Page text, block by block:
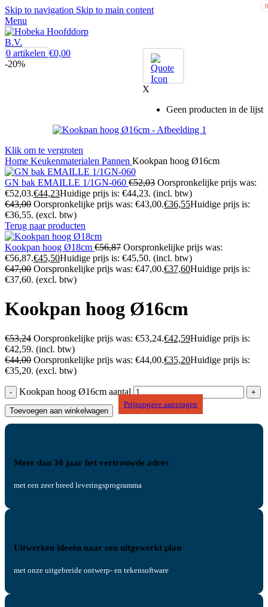
Skip to navigation Skip to main content
Menu
0
X
Geen producten in de lijst
0 artikelen €0,00
-20%
Klik om te vergroten
Home Keukenmaterialen Pannen Kookpan hoog Ø16cm
GN bak EMAILLE 1/1GN-060 €52,03 Oorspronkelijke prijs was:
€52,03.€44,23Huidige prijs is: €44,23. (incl. btw)
€43,00 Oorspronkelijke prijs was: €43,00.€36,55Huidige prijs is:
€36,55. (excl. btw)
Terug naar producten
Kookpan hoog Ø18cm €56,87 Oorspronkelijke prijs was:
€56,87.€45,50Huidige prijs is: €45,50. (incl. btw)
€47,00 Oorspronkelijke prijs was: €47,00.€37,60Huidige prijs is:
€37,60. (excl. btw)
Kookpan hoog Ø16cm
€53,24 Oorspronkelijke prijs was: €53,24.€42,59Huidige prijs is:
€42,59. (incl. btw)
€44,00 Oorspronkelijke prijs was: €44,00.€35,20Huidige prijs is:
€35,20. (excl. btw)
Kookpan hoog Ø16cm aantal
Toevoegen aan winkelwagen
Prijsopgave aanvragen
Meer dan 30 jaar het vertrouwde adres
met een zeer breed leveringsprogramma
Uitwerken ideeën naar een uitgewerkt plan
met onze uitgebreide ontwerp- en tekensoftware